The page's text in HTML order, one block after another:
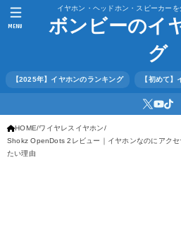
イヤホン・ヘッドホン・スピーカーを
ボンビーのイ
グ
【2025年】イヤホンのランキング 【初めて
MENU
HOME ワイヤレスイヤホン
Shokz OpenDots 2レビュー｜イヤホンなのにアクセ
たい理由